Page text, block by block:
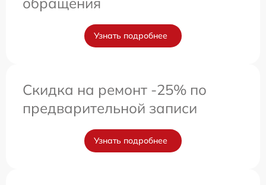
Узнать подробнее
Скидка на ремонт -25% по
предварительной записи
Узнать подробнее